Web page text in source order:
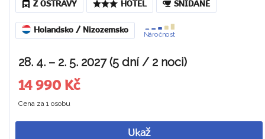
Z OSTRAVY HOTEL SNÍDANĚ
Holandsko / Nizozemsko
Náročnost
28. 4. – 2. 5. 2027 (5 dní / 2 noci)
14 990 Kč
Cena za 1 osobu
Ukaž